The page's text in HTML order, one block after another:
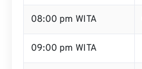
08:00 pm WITA
09:00 pm WITA